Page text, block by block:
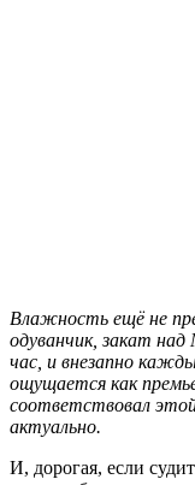
Влажность ещё не
одуванчик, закат
час, и внезапно
ощущается как
соответствовал
актуально.
И, дорогая, если